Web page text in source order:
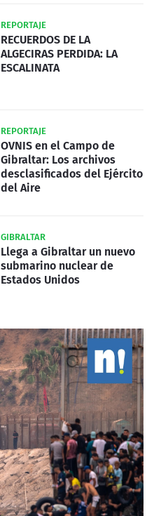
REPORTAJE
RECUERDOS DE LA
ALGECIRAS PERDIDA: LA
ESCALINATA
REPORTAJE
OVNIS en el Campo de
Gibraltar: Los archivos
desclasificados del Ejército
del Aire
GIBRALTAR
Llega a Gibraltar un nuevo
submarino nuclear de
Estados Unidos